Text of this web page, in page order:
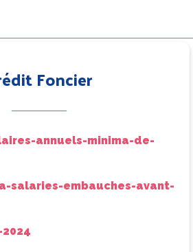
Foncier
annuels-minima-de-
salaries-embauches-avant-